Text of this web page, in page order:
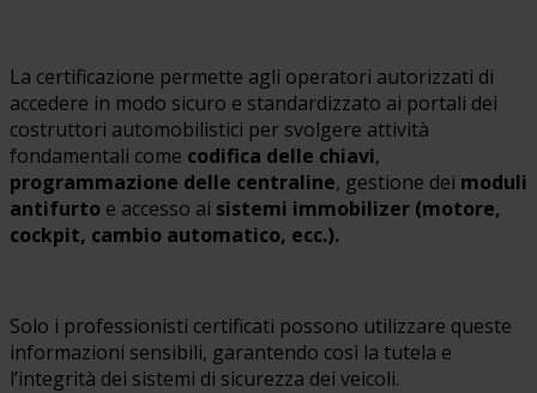
La certificazione permette agli operatori autorizzati di
accedere in modo sicuro e standardizzato ai portali dei
costruttori automobilistici per svolgere attività
fondamentali come codifica delle chiavi,
programmazione delle centraline, gestione dei moduli
antifurto e accesso ai sistemi immobilizer (motore,
cockpit, cambio automatico, ecc.).
Solo i professionisti certificati possono utilizzare queste
informazioni sensibili, garantendo così la tutela e
l’integrità dei sistemi di sicurezza dei veicoli.